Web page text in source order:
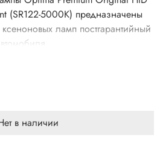
(SR122-5000K) предназначены
ламп постгарантийный
в наличии